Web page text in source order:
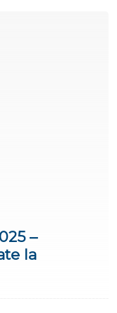
–
la